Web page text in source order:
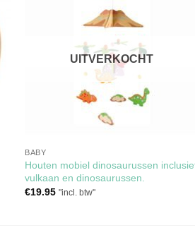
UITVERKOCHT
BABY
Houten mobiel dinosaurussen
vulkaan en dinosaurussen.
€19.95 "incl. btw"